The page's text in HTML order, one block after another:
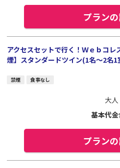
プラン
アクセスセットで行く！Ｗｅｂコ
煙】スタンダードツイン(1名～2名1
禁煙 食事なし
大
基本代
プラン